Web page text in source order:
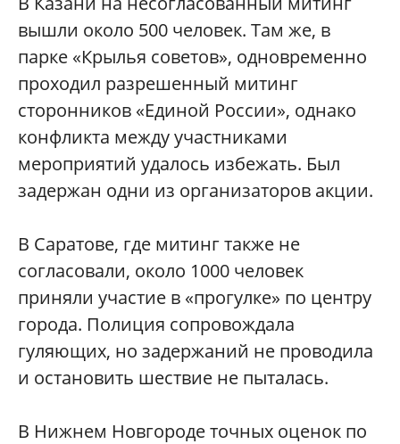
вышли около 500 человек. Там же, в
парке «Крылья советов», одновременно
проходил разрешенный митинг
сторонников «Единой России», однако
конфликта между участниками
мероприятий удалось избежать. Был
задержан одни из организаторов акции.
В Саратове, где митинг также не
согласовали, около 1000 человек
приняли участие в «прогулке» по центру
города. Полиция сопровождала
гуляющих, но задержаний не проводила
и остановить шествие не пыталась.
В Нижнем Новгороде точных оценок по